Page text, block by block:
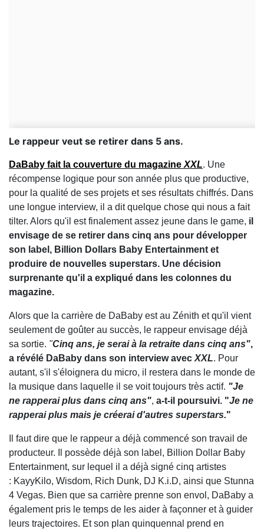
Le rappeur veut se retirer dans 5 ans.
DaBaby fait la couverture du magazine XXL. Une
récompense logique pour son année plus que productive,
pour la qualité de ses projets et ses résultats chiffrés. Dans
une longue interview, il a dit quelque chose qui nous a fait
tilter. Alors qu'il est finalement assez jeune dans le game, il
envisage de se retirer dans cinq ans pour développer
son label, Billion Dollars Baby Entertainment et
produire de nouvelles superstars. Une décision
surprenante qu'il a expliqué dans les colonnes du
magazine.
Alors que la carrière de DaBaby est au Zénith et qu'il vient
seulement de goûter au succès, le rappeur envisage déjà
sa sortie. "Cinq ans, je serai à la retraite dans cinq ans",
a révélé DaBaby dans son interview avec XXL. Pour
autant, s'il s'éloignera du micro, il restera dans le monde de
la musique dans laquelle il se voit toujours très actif. "Je
ne rapperai plus dans cinq ans", a-t-il poursuivi. "Je ne
rapperai plus mais je créerai d'autres superstars."
Il faut dire que le rappeur a déjà commencé son travail de
producteur. Il possède déjà son label, Billion Dollar Baby
Entertainment, sur lequel il a déjà signé cinq artistes
: KayyKilo, Wisdom, Rich Dunk, DJ K.i.D, ainsi que Stunna
4 Vegas. Bien que sa carrière prenne son envol, DaBaby a
également pris le temps de les aider à façonner et à guider
leurs trajectoires. Et son plan quinquennal prend en